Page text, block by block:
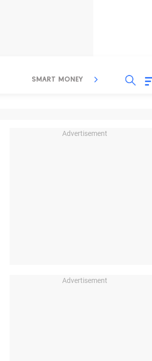
SMART MONEY INSPIRASI
Advertisement
Advertisement